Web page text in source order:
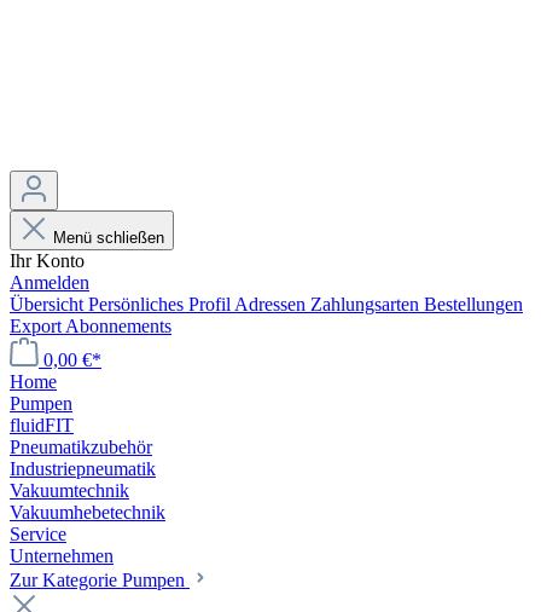
Menü schließen
Ihr Konto
Anmelden
Übersicht Persönliches Profil Adressen Zahlungsarten Bestellungen
Export Abonnements
0,00 €*
Home
Pumpen
fluidFIT
Pneumatikzubehör
Industriepneumatik
Vakuumtechnik
Vakuumhebetechnik
Service
Unternehmen
Zur Kategorie Pumpen